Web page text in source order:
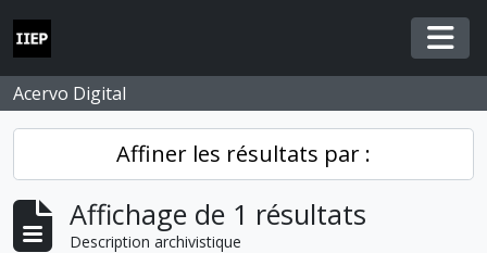
Skip to main content
Acervo Digital
Affiner les résultats par :
Affichage de 1 résultats
Description archivistique